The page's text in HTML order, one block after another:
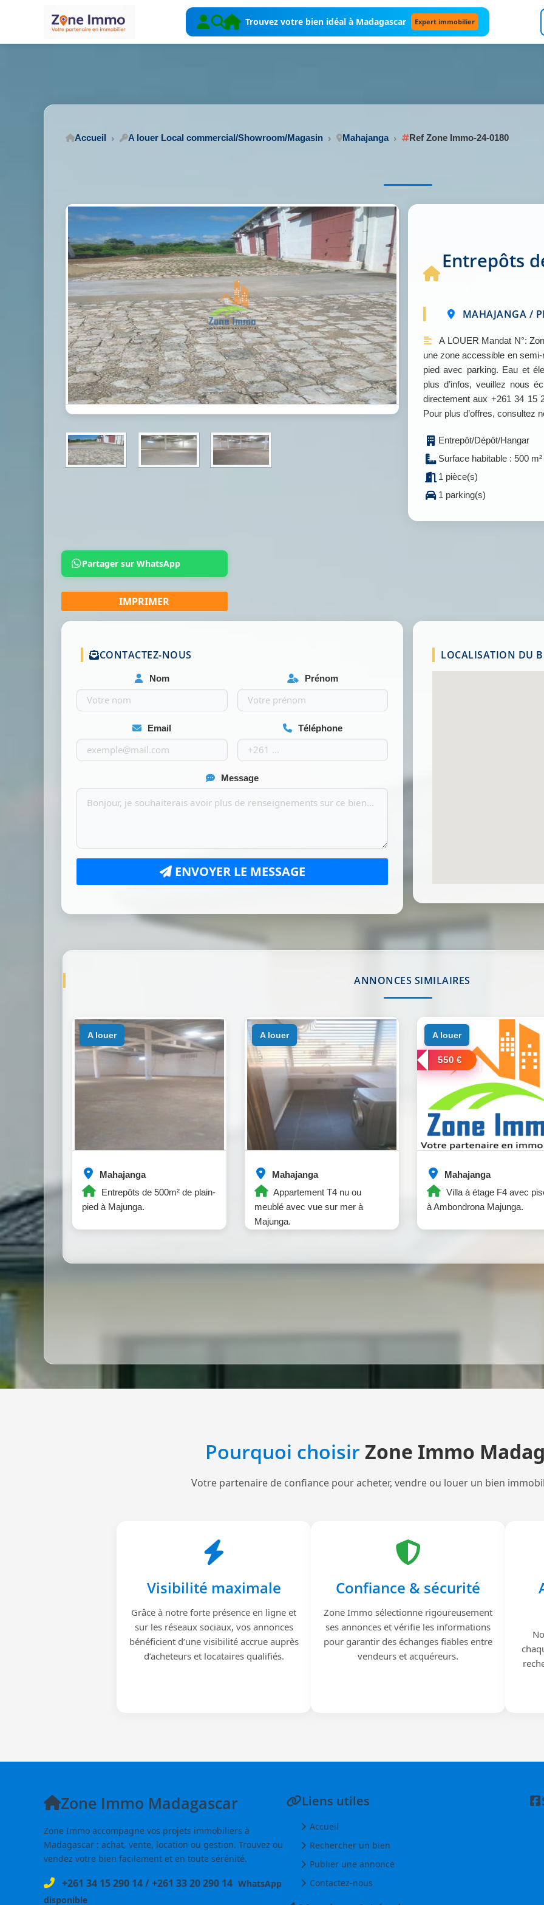
Trouvez votre bien idéal à Madagascar Expert immobilier
Accueil A louer Local commercial/Showroom/Magasin Mahajanga Ref Zone Immo-24-0180
Entrepôts
MAHAJANGA /
A LOUER Mandat N°:
une zone accessible en
pied avec parking. Eau et
plus d’infos, veuillez nous
directement aux +261 34 15
Pour plus d’offres, consultez
Entrepôt/Dépôt/Hangar
Surface habitable : 500 m²
1 pièce(s)
1 parking(s)
Partager sur WhatsApp
CONTACTEZ-NOUS
Nom Prénom
Email Téléphone
Message
ENVOYER LE MESSAGE
LOCALISATION DU
ANNONCES SIMILAIRES
Mahajanga
Entrepôts de 500m² de plain-
pied à Majunga.
a louer
Mahajanga
Appartement T4 nu ou
meublé avec vue sur mer à
Majunga.
a louer
Mahajanga
Villa à étage F4 avec
à Ambondrona Majunga.
a louer
550 €
Pourquoi choisirZone Immo
Votre partenaire de confiance pour acheter, vendre ou louer un bien
Visibilité maximale
Grâce à notre forte présence en ligne et
sur les réseaux sociaux, vos annonces
bénéficient d’une visibilité accrue auprès
d’acheteurs et locataires qualifiés.
Confiance & sécurité
Zone Immo sélectionne rigoureusement
ses annonces et vérifie les informations
pour garantir des échanges fiables entre
vendeurs et acquéreurs.
Zone Immo Madagascar
Zone Immo accompagne vos projets immobiliers à
Madagascar : achat, vente, location ou gestion. Trouvez ou
vendez votre bien facilement et en toute sérénité.
+261 34 15 290 14/+261 33 20 290 14 WhatsApp
disponible
Liens utiles
Accueil
Rechercher un bien
Publier une annonce
Contactez-nous